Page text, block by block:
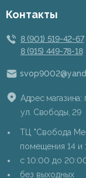
Контакты
8 (901) 519-42-67
8 (915) 449-78-18
Адрес магазина:
ул. Свободы, 29
ТЦ "Свобода
помещения 14 и
c 10:00 до
без выходных